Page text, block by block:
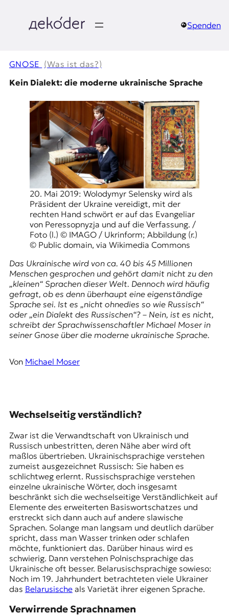
springen
e
k
O
D
E
R
W
n
J
o
u
r
n
a
l
s
m
u
s
u
n
d
M
e
d
Spenden
GNOSE (Was ist das?)
Kein Dialekt: die moderne ukrainische Sprache
20. Mai 2019: Wolodymyr Selensky wird als
Präsident der Ukraine vereidigt, mit der
rechten Hand schwört er auf das Evangeliar
von Peressopnyzja und auf die Verfassung. /
Foto (l.) © IMAGO / Ukrinform; Abbildung (r.)
© Public domain, via Wikimedia Commons
Das Ukrainische wird von ca. 40 bis 45 Millionen
Menschen gesprochen und gehört damit nicht zu den
„kleinen“ Sprachen dieser Welt. Dennoch wird häufig
gefragt, ob es denn überhaupt eine eigenständige
Sprache sei. Ist es „nicht ohnedies so wie Russisch“
oder „ein Dialekt des Russischen“? – Nein, ist es nicht,
schreibt der Sprachwissenschaftler Michael Moser in
seiner Gnose über die moderne ukrainische Sprache.
Von Michael Moser
Wechselseitig verständlich?
Zwar ist die Verwandtschaft von Ukrainisch und
Russisch unbestritten, deren Nähe aber wird oft
maßlos übertrieben. Ukrainischsprachige verstehen
zumeist ausgezeichnet Russisch: Sie haben es
schlichtweg erlernt. Russischsprachige verstehen
einzelne ukrainische Wörter, doch insgesamt
beschränkt sich die wechselseitige Verständlichkeit auf
Elemente des erweiterten Basiswortschatzes und
erstreckt sich dann auch auf andere slawische
Sprachen. Solange man langsam und deutlich darüber
spricht, dass man Wasser trinken oder schlafen
möchte, funktioniert das. Darüber hinaus wird es
schwierig. Dann verstehen Polnischsprachige das
Ukrainische oft besser. Belarusischsprachige sowieso:
Noch im 19. Jahrhundert betrachteten viele Ukrainer
das Belarusischeals Varietät ihrer eigenen Sprache.
Verwirrende Sprachnamen